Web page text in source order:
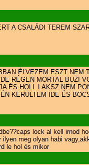
A CSALÁDI TEREM
ÉLVEZEM ESZT
RÉGEN MORTAL BUZI
ÉS HOLL LAKSZ NEM
KERÜLTEM IDE ÉS
lock al kell irnod
meg olyan habi
le hol és mikor